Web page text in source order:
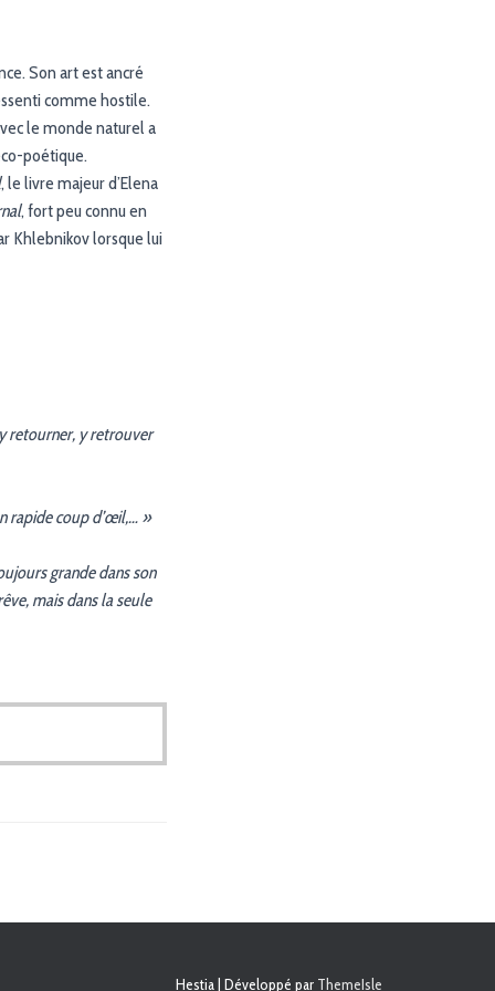
Son art est ancré
comme hostile.
le monde naturel a
poétique.
, le livre majeur d’Elena
, fort peu connu en
Khlebnikov lorsque lui
retourner, y retrouver
rapide coup d’œil,… »
grande dans son
mais dans la seule
Hestia | Développé par ThemeIsle